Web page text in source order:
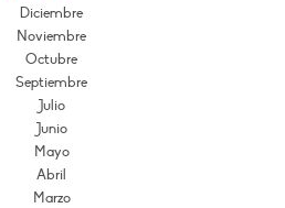
Diciembre
Noviembre
Octubre
Septiembre
Julio
Junio
Mayo
Abril
Marzo